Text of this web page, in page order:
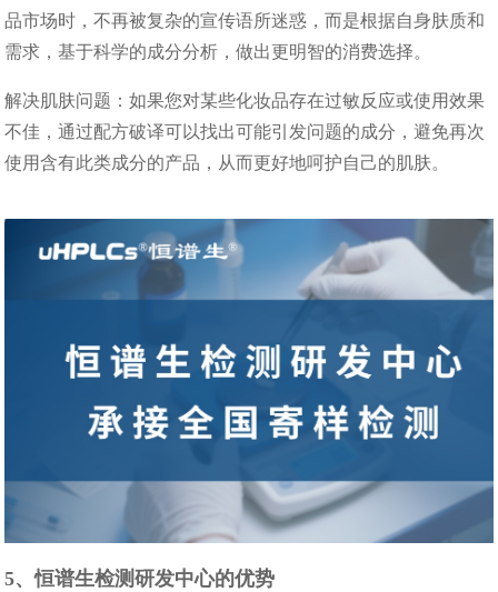
品市场时，不再被复杂的宣传语所迷惑，而是根据自身肤质和
需求，基于科学的成分分析，做出更明智的消费选择。​
解决肌肤问题：如果您对某些化妆品存在过敏反应或使用效果
不佳，通过配方破译可以找出可能引发问题的成分，避免再次
使用含有此类成分的产品，从而更好地呵护自己的肌肤。​
5、恒谱生检测研发中心的优势​